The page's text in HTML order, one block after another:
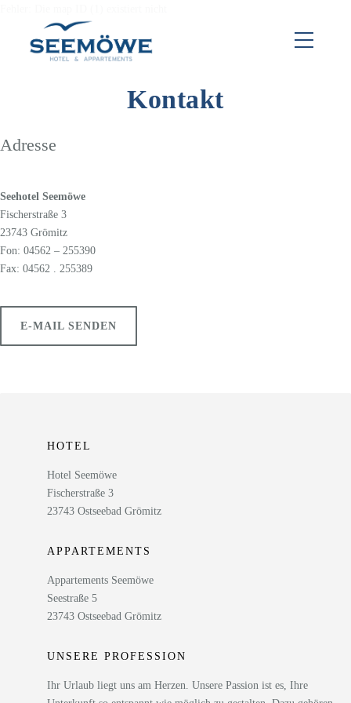
Toggle
Mobile
Kontakt
Adresse
Seehotel Seemöwe
Fischerstraße 3
23743 Grömitz
Fon: 04562 – 255390
Fax: 04562 . 255389
E-MAIL SENDEN
HOTEL
Hotel Seemöwe
Fischerstraße 3
23743 Ostseebad Grömitz
APPARTEMENTS
Appartements Seemöwe
Seestraße 5
23743 Ostseebad Grömitz
UNSERE PROFESSION
Ihr Urlaub liegt uns am Herzen. Unsere Passion ist es, Ihre